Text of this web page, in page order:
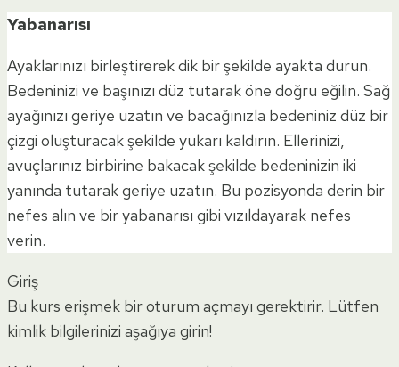
Yabanarısı
Ayaklarınızı birleştirerek dik bir şekilde ayakta durun.
Bedeninizi ve başınızı düz tutarak öne doğru eğilin. Sağ
ayağınızı geriye uzatın ve bacağınızla bedeniniz düz bir
çizgi oluşturacak şekilde yukarı kaldırın. Ellerinizi,
avuçlarınız birbirine bakacak şekilde bedeninizin iki
yanında tutarak geriye uzatın. Bu pozisyonda derin bir
nefes alın ve bir yabanarısı gibi vızıldayarak nefes
verin.
Giriş
Bu kurs erişmek bir oturum açmayı gerektirir. Lütfen
kimlik bilgilerinizi aşağıya girin!